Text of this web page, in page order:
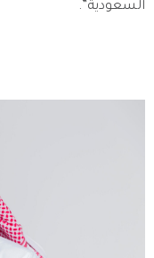
السعودية”.